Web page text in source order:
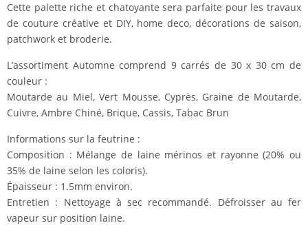
Cette palette riche et chatoyante sera parfaite pour les travaux
de couture créative et DIY, home deco, décorations de saison,
patchwork et broderie.
L’assortiment Automne comprend 9 carrés de 30 x 30 cm de
couleur :
Moutarde au Miel, Vert Mousse, Cyprès, Graine de Moutarde,
Cuivre, Ambre Chiné, Brique, Cassis, Tabac Brun
Informations sur la feutrine :
Composition : Mélange de laine mérinos et rayonne (20% ou
35% de laine selon les coloris).
Épaisseur : 1.5mm environ.
Entretien : Nettoyage à sec recommandé. Défroisser au fer
vapeur sur position laine.